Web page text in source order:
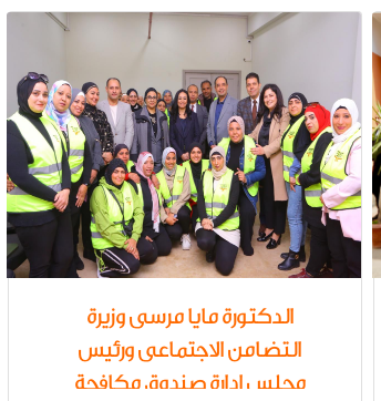
الدكتورة مايا مرسى وزيرة
التضامن الاجتماعى ورئيس
مجلس إدارة صندوق مكافحة